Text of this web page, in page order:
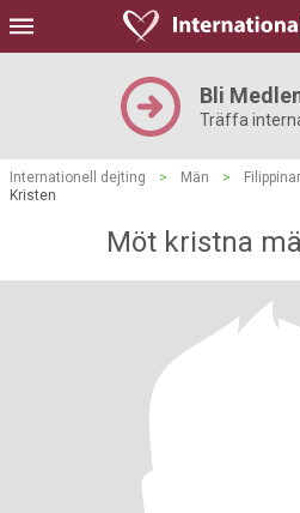
Bli
Träffa
Internationell dejting > Män >
Kristen
Möt kristna